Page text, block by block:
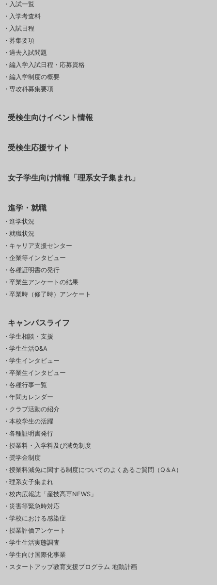
入試一覧
入学考査料
入試日程
募集要項
過去入試問題
編入学入試日程・応募資格
編入学制度の概要
専攻科募集要項
受検生向けイベント情報
受検生応援サイト
女子学生向け情報「理系女子集まれ」
進学・就職
進学状況
就職状況
キャリア支援センター
企業等インタビュー
各種証明書の発行
卒業生アンケートの結果
卒業時（修了時）アンケート
キャンパスライフ
学生相談・支援
学生生活Q&A
学生インタビュー
卒業生インタビュー
各種行事一覧
年間カレンダー
クラブ活動の紹介
本校学生の活躍
各種証明書発行
授業料・入学料及び減免制度
奨学金制度
授業料減免に関する制度についてのよくあるご質問（Q＆A）
理系女子集まれ
校内広報誌「産技高専NEWS」
災害等緊急時対応
学校における感染症
授業評価アンケート
学生生活実態調査
学生向け国際化事業
スタートアップ教育支援プログラム 地動計画